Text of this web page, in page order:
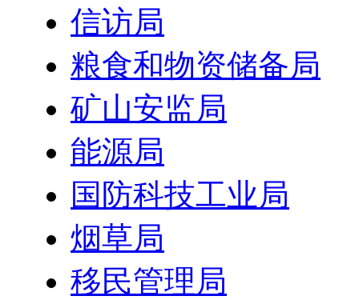
信访局
粮食和物资储备局
矿山安监局
能源局
国防科技工业局
烟草局
移民管理局